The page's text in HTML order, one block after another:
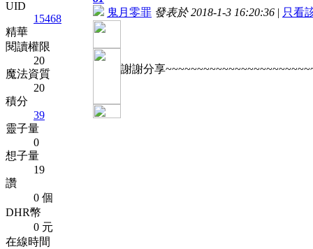
UID
15468
精華
閱讀權限
20
魔法資質
20
積分
39
靈子量
0
想子量
19
讚
0 個
DHR幣
0 元
在線時間
鬼月零罪 發表於 2018-1-3 16:20:36 | 只看
謝謝分享